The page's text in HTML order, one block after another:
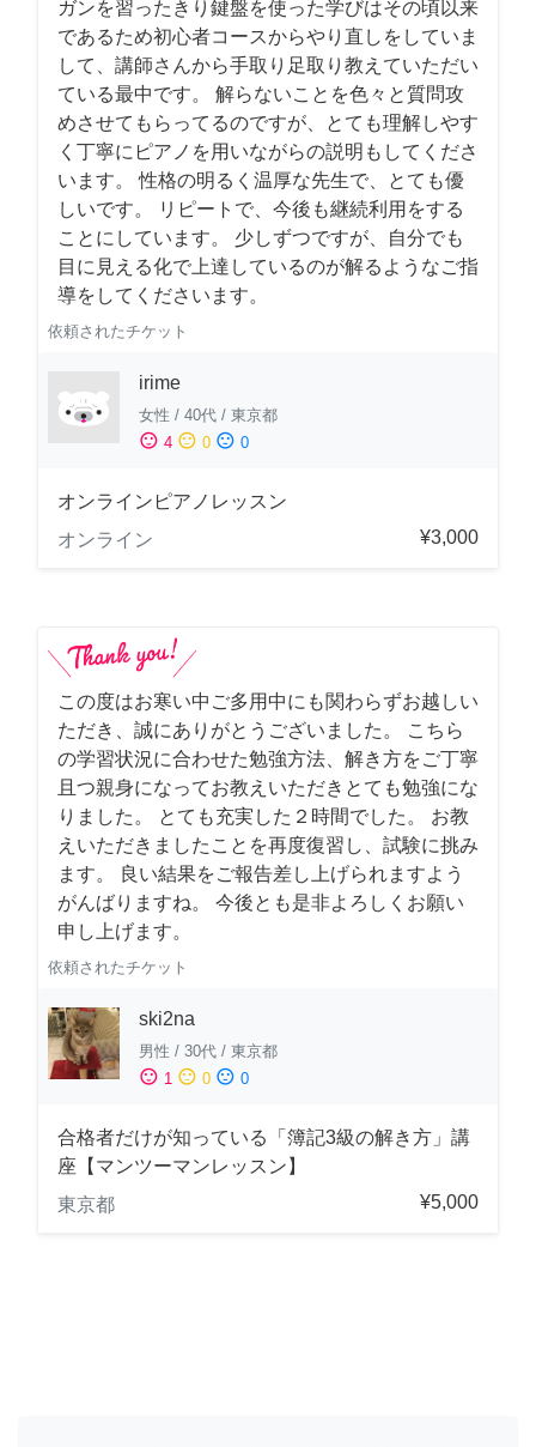
ガンを習ったきり鍵盤を使った学びはその頃以来
であるため初心者コースからやり直しをしていま
して、講師さんから手取り足取り教えていただい
ている最中です。 解らないことを色々と質問攻
めさせてもらってるのですが、とても理解しやす
く丁寧にピアノを用いながらの説明もしてくださ
います。 性格の明るく温厚な先生で、とても優
しいです。 リピートで、今後も継続利用をする
ことにしています。 少しずつですが、自分でも
目に見える化で上達しているのが解るようなご指
導をしてくださいます。
依頼されたチケット
irime
女性 / 40代 / 東京都
sentiment_satisfied 4 sentiment_neutral 0 sentiment_dissatisfied 0
オンラインピアノレッスン
オンライン
¥3,000
この度はお寒い中ご多用中にも関わらずお越しい
ただき、誠にありがとうございました。 こちら
の学習状況に合わせた勉強方法、解き方をご丁寧
且つ親身になってお教えいただきとても勉強にな
りました。 とても充実した２時間でした。 お教
えいただきましたことを再度復習し、試験に挑み
ます。 良い結果をご報告差し上げられますよう
がんばりますね。 今後とも是非よろしくお願い
申し上げます。
依頼されたチケット
ski2na
男性 / 30代 / 東京都
sentiment_satisfied 1 sentiment_neutral 0 sentiment_dissatisfied 0
合格者だけが知っている「簿記3級の解き方」講
座【マンツーマンレッスン】
東京都
¥5,000